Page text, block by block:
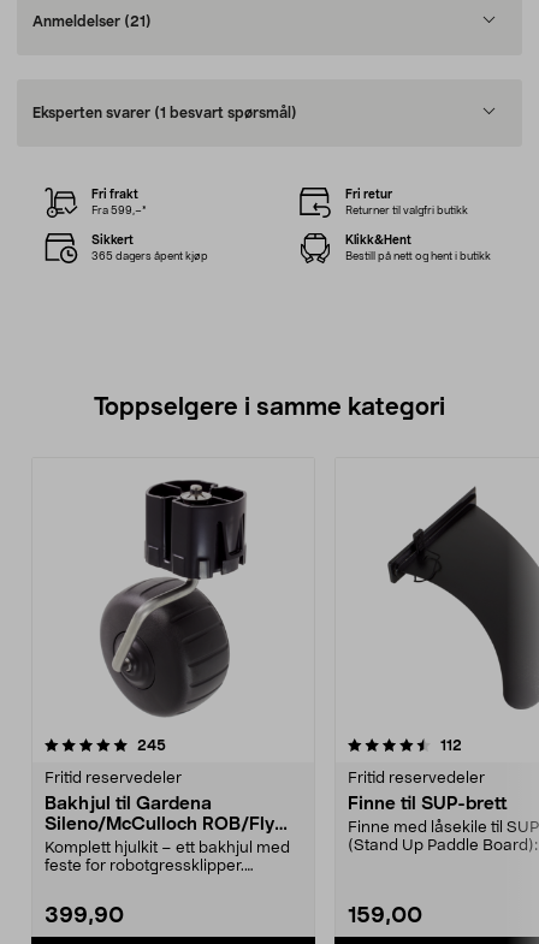
Anmeldelser (21)
Eksperten svarer (1 besvart spørsmål)
Fri frakt
Fra 599,–*
Fri retur
Returner til valgfri butikk
Sikkert
365 dagers åpent kjøp
Klikk&Hent
Bestill på nett og hent i butikk
Toppselgere i samme kategori
245anmeldelser
Fritid reservedeler
Bakhjul til Gardena
Sileno/McCulloch ROB/Flymo
Easilife
Komplett hjulkit – ett bakhjul med
feste for robotgressklipper.
399,90
4.5 av 5 stjerner 112
Fritid reservedeler
Finne til SUP-brett
Finne med låsekile til
(Stand Up Paddle Board):
159,00
5.0 av 5 stjerner